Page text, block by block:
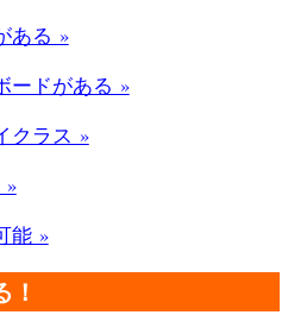
ある »
ードがある »
クラス »
»
能 »